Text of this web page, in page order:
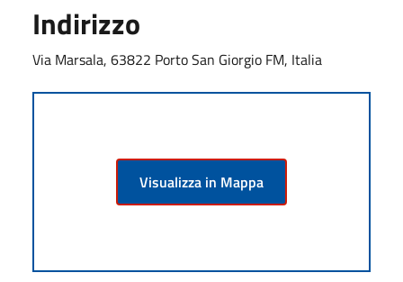
Indirizzo
Via Marsala, 63822 Porto San Giorgio FM, Italia
Visualizza in Mappa